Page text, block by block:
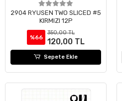
2904 RYUSEN TWO SLICED #5
KIRMIZI 12P
%66
350,00 TL
120,00 TL
Sepete Ekle